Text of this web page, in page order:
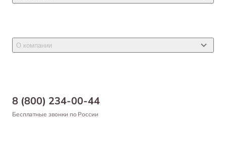
8 (800) 234-00-44
Бесплатные звонки по России
Товары для птиц
Новости
Самовывоз
Оформление заказа
О компании
Благотворительный фонд